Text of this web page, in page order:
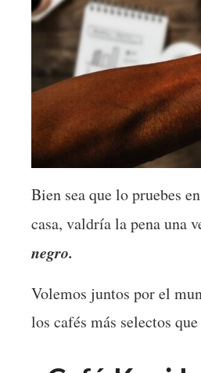
Bien sea que lo pruebes
casa, valdría la pena una
negro.
Volemos juntos por el
los cafés más selectos que